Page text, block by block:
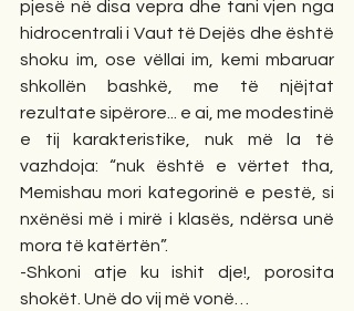
pjesë në disa vepra dhe tani vjen nga
hidrocentrali i Vaut të Dejës dhe është
shoku im, ose vëllai im, kemi mbaruar
shkollën bashkë, me të njëjtat
rezultate sipërore... e ai, me modestinë
e tij karakteristike, nuk më la të
vazhdoja: “nuk është e vërtet tha,
Memishau mori kategorinë e pestë, si
nxënësi më i mirë i klasës, ndërsa unë
mora të katërtën”.
-Shkoni atje ku ishit dje!, porosita
shokët. Unë do vij më vonë…